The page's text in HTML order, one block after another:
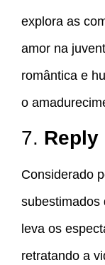
explora as
amor na
romântica e
o
7. Reply
Considerado
subestimados
leva os
retratando a